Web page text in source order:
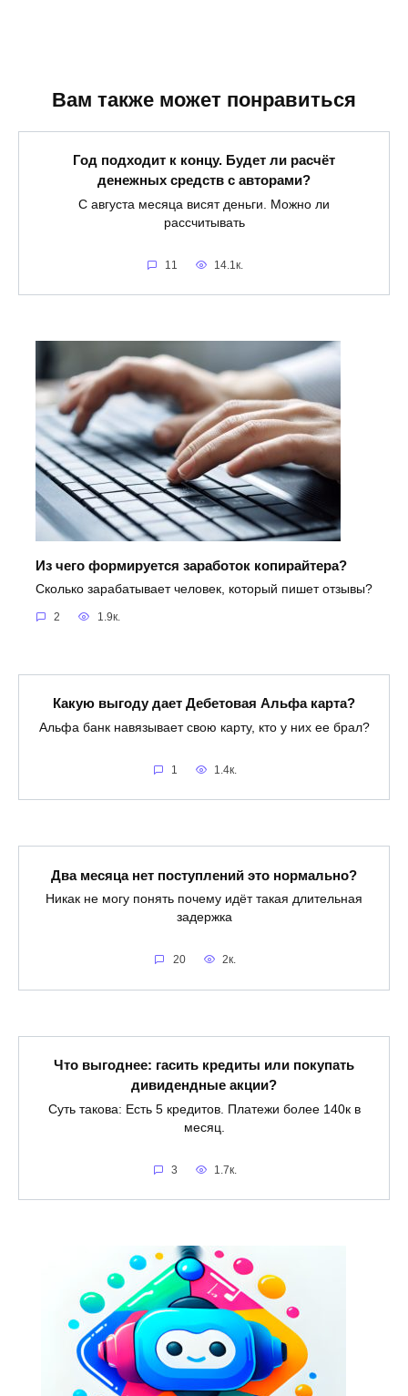
Вам также может понравиться
Год подходит к концу. Будет ли расчёт
денежных средств с авторами?
С августа месяца висят деньги. Можно ли
рассчитывать
11 14.1к.
Из чего формируется заработок копирайтера?
Сколько зарабатывает человек, который пишет отзывы?
2 1.9к.
Какую выгоду дает Дебетовая Альфа карта?
Альфа банк навязывает свою карту, кто у них ее брал?
1 1.4к.
Два месяца нет поступлений это нормально?
Никак не могу понять почему идёт такая длительная
задержка
20 2к.
Что выгоднее: гасить кредиты или покупать
дивидендные акции?
Суть такова: Есть 5 кредитов. Платежи более 140к в
месяц.
3 1.7к.